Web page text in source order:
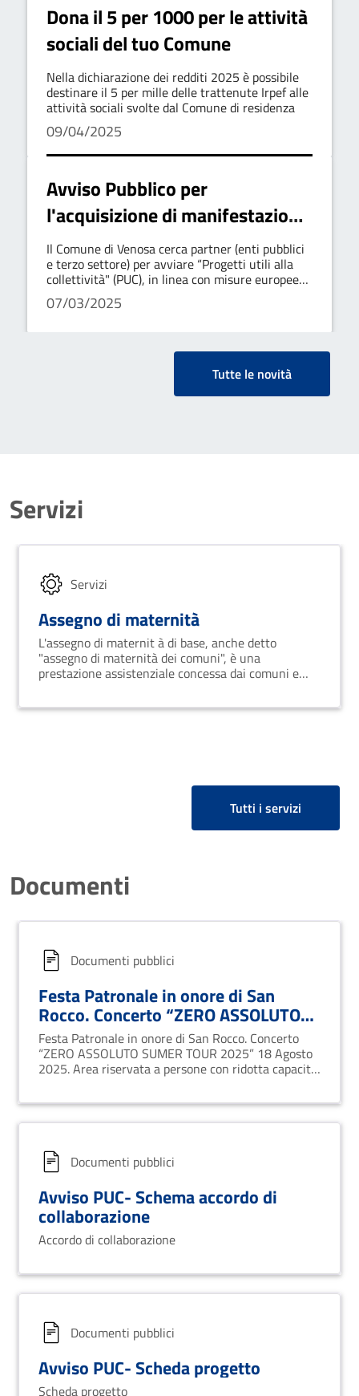
Dona il 5 per 1000 per le attività
sociali del tuo Comune
Nella dichiarazione dei redditi 2025 è possibile
destinare il 5 per mille delle trattenute Irpef alle
attività sociali svolte dal Comune di residenza
09/04/2025
Avviso Pubblico per
l'acquisizione di manifestazione
d'interesse per l'individuazione
di soggetti ospitanti per
progetti PUC
Il Comune di Venosa cerca partner (enti pubblici
e terzo settore) per avviare “Progetti utili alla
collettività" (PUC), in linea con misure europee
contro povertà ed esclusione sociale, per il
periodo 2025-2027.
07/03/2025
Tutte le novità
Servizi
Servizi
Assegno di maternità
L'assegno di maternit à di base, anche detto
"assegno di maternità dei comuni", è una
prestazione assistenziale concessa dai comuni e
Tutti i servizi
Documenti
Documenti pubblici
Festa Patronale in onore di San
Rocco. Concerto “ZERO ASSOLUTO
SUMER TOUR 2025” 18 Agosto
2025. Area riservata a persone con
ridotta capacità motoria.
Festa Patronale in onore di San Rocco. Concerto
“ZERO ASSOLUTO SUMER TOUR 2025” 18 Agosto
2025. Area riservata a persone con ridotta capacità
Documenti pubblici
Avviso PUC- Schema accordo di
collaborazione
Accordo di collaborazione
Documenti pubblici
Avviso PUC- Scheda progetto
Scheda progetto